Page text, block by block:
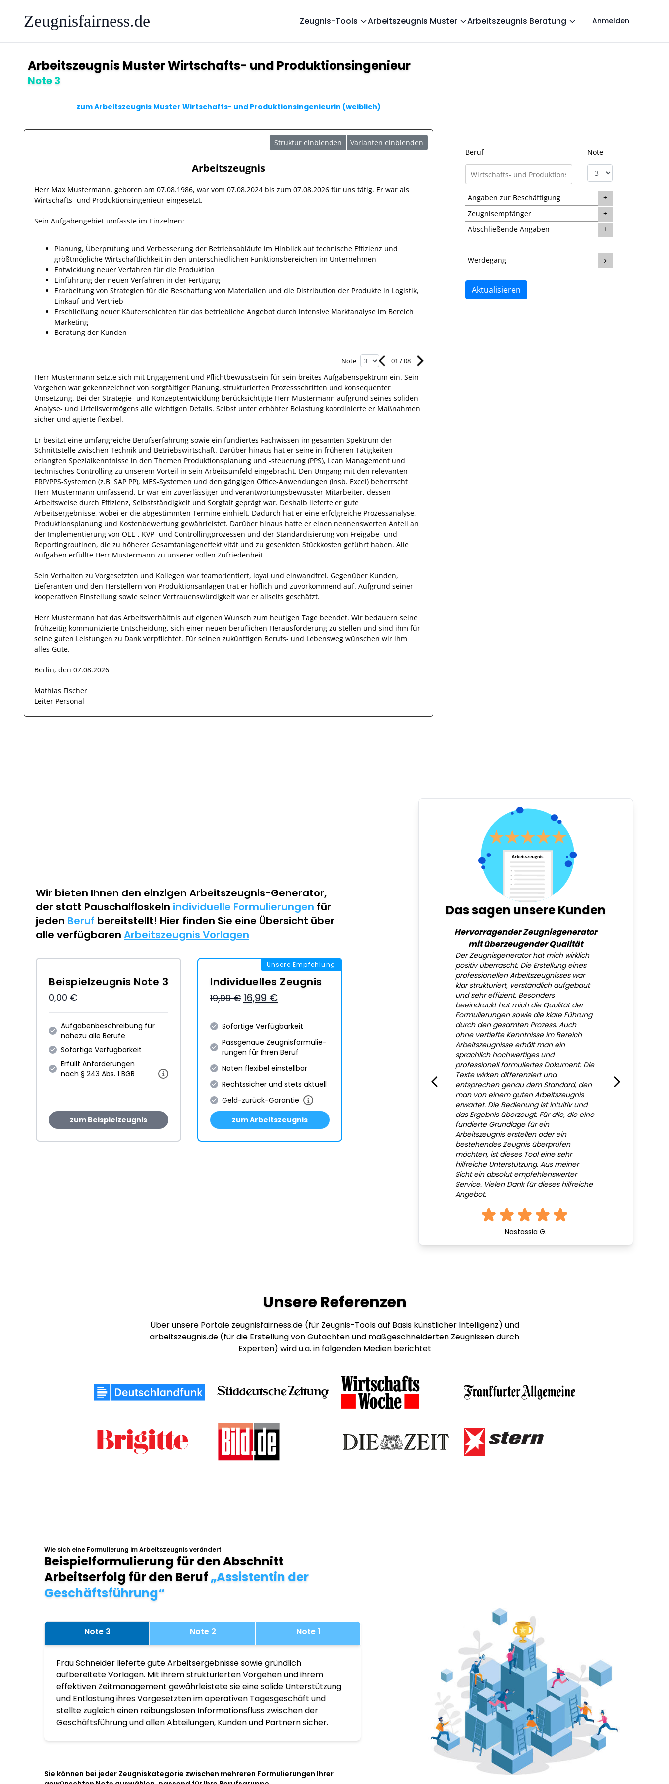
Zeugnisfairness.de Zeugnis-Tools Arbeitszeugnis Muster Arbeitszeugnis Beratung Anmelden
Arbeitszeugnis Muster Wirtschafts- und Produktionsingenieur
Note 3
zum Arbeitszeugnis Muster Wirtschafts- und Produktionsingenieurin (weiblich)
Struktur einblenden Varianten einblenden
Arbeitszeugnis
Herr Max Mustermann, geboren am 07.08.1986, war vom 07.08.2024 bis zum 07.08.2026 für uns tätig. Er war als
Wirtschafts- und Produktionsingenieur eingesetzt.
Sein Aufgabengebiet umfasste im Einzelnen:
Planung, Überprüfung und Verbesserung der Betriebsabläufe im Hinblick auf technische Effizienz und
größtmögliche Wirtschaftlichkeit in den unterschiedlichen Funktionsbereichen im Unternehmen
Entwicklung neuer Verfahren für die Produktion
Einführung der neuen Verfahren in der Fertigung
Erarbeitung von Strategien für die Beschaffung von Materialien und die Distribution der Produkte in Logistik,
Einkauf und Vertrieb
Erschließung neuer Käuferschichten für das betriebliche Angebot durch intensive Marktanalyse im Bereich
Marketing
Beratung der Kunden
Note 01 /08
Herr Mustermann setzte sich mit Engagement und Pflichtbewusstsein für sein breites Aufgabenspektrum ein. Sein
Vorgehen war gekennzeichnet von sorgfältiger Planung, strukturierten Prozessschritten und konsequenter
Umsetzung. Bei der Strategie- und Konzeptentwicklung berücksichtigte Herr Mustermann aufgrund seines soliden
Analyse- und Urteilsvermögens alle wichtigen Details. Selbst unter erhöhter Belastung koordinierte er Maßnahmen
sicher und agierte flexibel.
Er besitzt eine umfangreiche Berufserfahrung sowie ein fundiertes Fachwissen im gesamten Spektrum der
Schnittstelle zwischen Technik und Betriebswirtschaft. Darüber hinaus hat er seine in früheren Tätigkeiten
erlangten Spezialkenntnisse in den Themen Produktionsplanung und -steuerung (PPS), Lean Management und
technisches Controlling zu unserem Vorteil in sein Arbeitsumfeld eingebracht. Den Umgang mit den relevanten
ERP/PPS-Systemen (z.B. SAP PP), MES-Systemen und den gängigen Office-Anwendungen (insb. Excel) beherrscht
Herr Mustermann umfassend. Er war ein zuverlässiger und verantwortungsbewusster Mitarbeiter, dessen
Arbeitsweise durch Effizienz, Selbstständigkeit und Sorgfalt geprägt war. Deshalb lieferte er gute
Arbeitsergebnisse, wobei er die abgestimmten Termine einhielt. Dadurch hat er eine erfolgreiche Prozessanalyse,
Produktionsplanung und Kostenbewertung gewährleistet. Darüber hinaus hatte er einen nennenswerten Anteil an
der Implementierung von OEE-, KVP- und Controllingprozessen und der Standardisierung von Freigabe- und
Reportingroutinen, die zu höherer Gesamtanlageneffektivität und zu gesenkten Stückkosten geführt haben. Alle
Aufgaben erfüllte Herr Mustermann zu unserer vollen Zufriedenheit.
Sein Verhalten zu Vorgesetzten und Kollegen war teamorientiert, loyal und einwandfrei. Gegenüber Kunden,
Lieferanten und den Herstellern von Produktionsanlagen trat er höflich und zuvorkommend auf. Aufgrund seiner
kooperativen Einstellung sowie seiner Vertrauenswürdigkeit war er allseits geschätzt.
Herr Mustermann hat das Arbeitsverhältnis auf eigenen Wunsch zum heutigen Tage beendet. Wir bedauern seine
frühzeitig kommunizierte Entscheidung, sich einer neuen beruflichen Herausforderung zu stellen und sind ihm für
seine guten Leistungen zu Dank verpflichtet. Für seinen zukünftigen Berufs- und Lebensweg wünschen wir ihm
alles Gute.
Berlin, den 07.08.2026
Mathias Fischer
Leiter Personal
Beruf Note
Angaben zur Beschäftigung
Zeugnisempfänger
Abschließende Angaben
Werdegang
Aktualisieren
Wir bieten Ihnen den einzigen Arbeitszeugnis-Generator,
der statt Pauschalfloskeln individuelle Formulierungen für
jeden Beruf bereitstellt! Hier finden Sie eine Übersicht über
alle verfügbaren Arbeitszeugnis Vorlagen
Beispielzeugnis Note 3
0,00 €
Aufgabenbeschreibung für
nahezu alle Berufe
Sofortige Verfügbarkeit
Erfüllt Anforderungen
nach § 243 Abs. 1 BGB
zum Beispielzeugnis
Unsere Empfehlung
Individuelles Zeugnis
19,99 € 16,99 €
Sofortige Verfügbarkeit
Passgenaue Zeugnis­formulie­
rungen für Ihren Beruf
Noten flexibel einstellbar
Rechtssicher und stets aktuell
Geld-zurück-Garantie
zum Arbeitszeugnis
Das sagen unsere Kunden
Hervorragender Zeugnisgenerator
mit überzeugender Qualität
Der Zeugnisgenerator hat mich wirklich
positiv überrascht. Die Erstellung eines
professionellen Arbeitszeugnisses war
klar strukturiert, verständlich aufgebaut
und sehr effizient. Besonders
beeindruckt hat mich die Qualität der
Formulierungen sowie die klare Führung
durch den gesamten Prozess. Auch
ohne vertiefte Kenntnisse im Bereich
Arbeitszeugnisse erhält man ein
sprachlich hochwertiges und
professionell formuliertes Dokument. Die
Texte wirken differenziert und
entsprechen genau dem Standard, den
man von einem guten Arbeitszeugnis
erwartet. Die Bedienung ist intuitiv und
das Ergebnis überzeugt. Für alle, die eine
fundierte Grundlage für ein
Arbeitszeugnis erstellen oder ein
bestehendes Zeugnis überprüfen
möchten, ist dieses Tool eine sehr
hilfreiche Unterstützung. Aus meiner
Sicht ein absolut empfehlenswerter
Service. Vielen Dank für dieses hilfreiche
Angebot.
Nastassia G.
Unsere Referenzen
Über unsere Portale zeugnisfairness.de (für Zeugnis-Tools auf Basis künstlicher Intelligenz) und
arbeitszeugnis.de (für die Erstellung von Gutachten und maßgeschneiderten Zeugnissen durch
Experten) wird u.a. in folgenden Medien berichtet
Wie sich eine Formulierung im Arbeitszeugnis verändert
Beispielformulierung für den Abschnitt
Arbeitserfolg für den Beruf „Assistentin der
Geschäftsführung“
Note 3 Note 2 Note 1
Frau Schneider lieferte gute Arbeitsergebnisse sowie gründlich
aufbereitete Vorlagen. Mit ihrem strukturierten Vorgehen und ihrem
effektiven Zeitmanagement gewährleistete sie eine solide Unterstützung
und Entlastung ihres Vorgesetzten im operativen Tagesgeschäft und
stellte zugleich einen reibungslosen Informationsfluss zwischen der
Geschäftsführung und allen Abteilungen, Kunden und Partnern sicher.
Sie können bei jeder Zeugniskategorie zwischen mehreren Formulierungen Ihrer